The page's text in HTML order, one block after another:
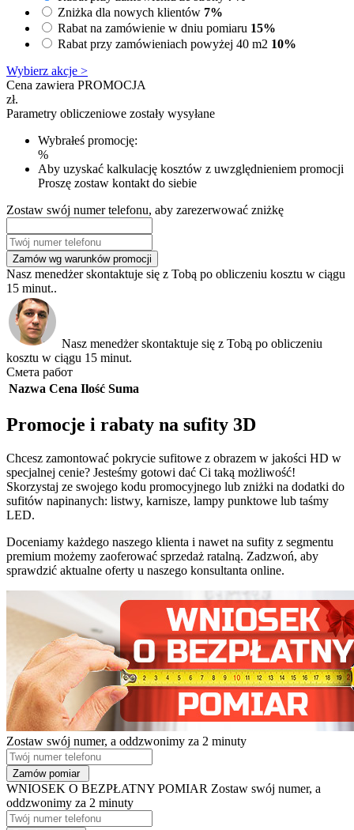
Zniżka dla nowych klientów 7%
Rabat na zamówienie w dniu pomiaru 15%
Rabat przy zamówieniach powyżej 40 m2 10%
Wybierz akcje >
Cena zawiera PROMOCJA
zł.
Parametry obliczeniowe zostały wysyłane
Wybrałeś promocję:
%
Aby uzyskać kalkulację kosztów z uwzględnieniem promocji
Proszę zostaw kontakt do siebie
Zostaw swój numer telefonu, aby zarezerwować zniżkę
Zamów wg warunków promocji
Nasz menedżer skontaktuje się z Tobą po obliczeniu kosztu w ciągu
15 minut..
Nasz menedżer skontaktuje się z Tobą po obliczeniu
kosztu w ciągu 15 minut.
Смета работ
Nazwa Cena Ilość Suma
Promocje i rabaty na sufity 3D
Chcesz zamontować pokrycie sufitowe z obrazem w jakości HD w
specjalnej cenie? Jesteśmy gotowi dać Ci taką możliwość!
Skorzystaj ze swojego kodu promocyjnego lub zniżki na dodatki do
sufitów napinanych: listwy, karnisze, lampy punktowe lub taśmy
LED.
Doceniamy każdego naszego klienta i nawet na sufity z segmentu
premium możemy zaoferować sprzedaż ratalną. Zadzwoń, aby
sprawdzić aktualne oferty u naszego konsultanta online.
Zostaw swój numer, a oddzwonimy za 2 minuty
WNIOSEK O BEZPŁATNY POMIAR Zostaw swój numer, a
oddzwonimy za 2 minuty